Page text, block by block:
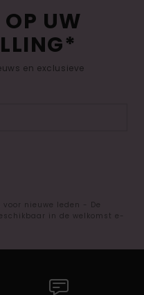
UW
en exclusieve
nieuwe leden - De
in de welkomst e-